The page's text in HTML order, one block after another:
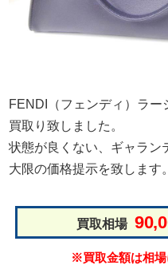
FENDI（フェンディ）ラー
買取り致しました。
状態が良くない、ギャラン
大限の価格提示を致します。
買取相場
※買取金額は相場